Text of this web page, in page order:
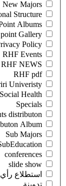
‏استطلاع رأي ‏
‏تدوينة ‏